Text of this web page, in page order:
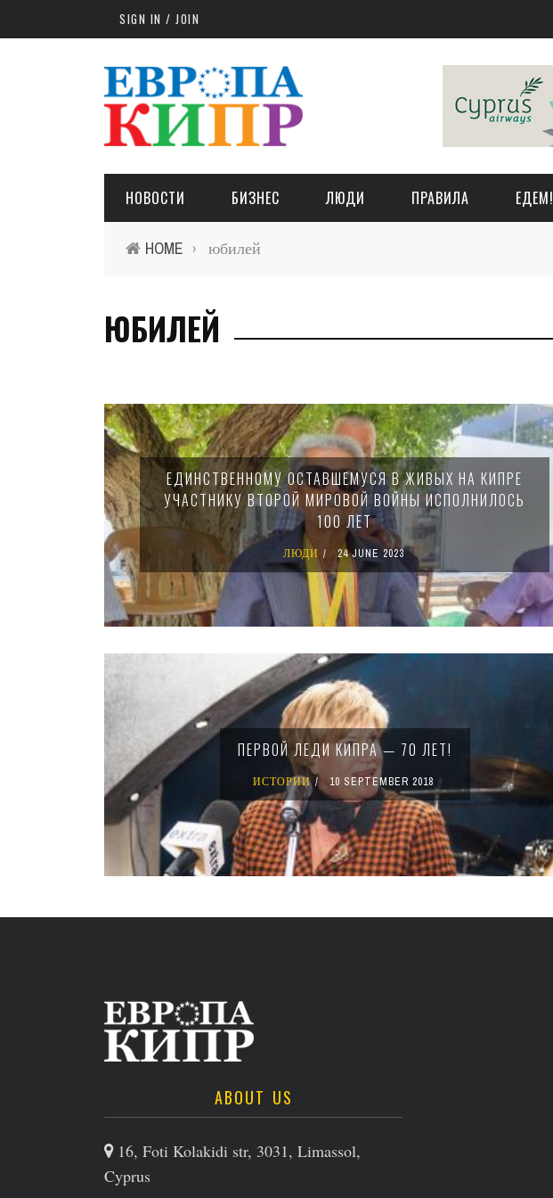
Skip to main contentSIGN IN / JOIN
НОВОСТИ БИЗНЕС ЛЮДИ ПРАВИЛА ЕДЕМ!
HOME › юбилей
ЮБИЛЕЙ
ЕДИНСТВЕННОМУ ОСТАВШЕМУСЯ В ЖИВЫХ НА КИПРЕ
УЧАСТНИКУ ВТОРОЙ МИРОВОЙ ВОЙНЫ ИСПОЛНИЛОСЬ
100 ЛЕТ
ЛЮДИ 24 JUNE 2023
ПЕРВОЙ ЛЕДИ КИПРА — 70 ЛЕТ!
ИСТОРИИ 10 SEPTEMBER 2018
ABOUT US
16, Foti Kolakidi str, 3031, Limassol,
Cyprus